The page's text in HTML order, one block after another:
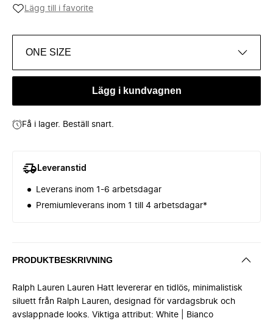
Lägg till i favorite
ONE SIZE
Lägg i kundvagnen
Få i lager. Beställ snart.
Leveranstid
Leverans inom 1-6 arbetsdagar
Premiumleverans inom 1 till 4 arbetsdagar*
PRODUKTBESKRIVNING
Ralph Lauren Lauren Hatt levererar en tidlös, minimalistisk
siluett från Ralph Lauren, designad för vardagsbruk och
avslappnade looks. Viktiga attribut: White | Bianco